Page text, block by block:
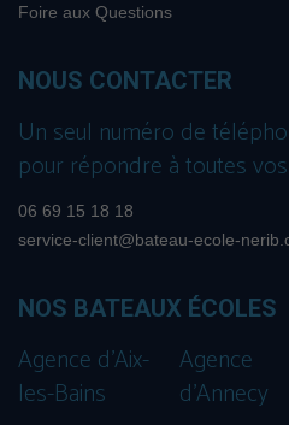
Foire aux Questions
NOUS CONTACTER
Un seul numéro de
pour répondre à toutes
06 69 15 18 18
service-client@bateau-ecole-
NOS BATEAUX ÉCOLES
Agence d’Aix-
les-Bains
Agence
d’Annecy